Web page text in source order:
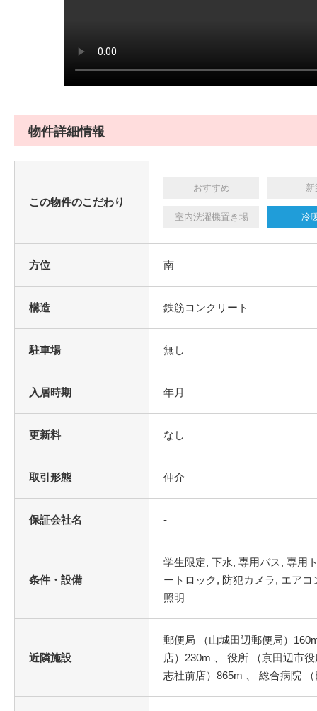
物件詳細情報
この物件のこだわり
おすすめ 新
室内洗濯機置き場 冷
方位 南
構造 鉄筋コンクリート
駐車場 無し
入居時期 年月
更新料 なし
取引形態 仲介
保証会社名 -
条件・設備
近隣施設
郵便局 （山城田辺郵便局）
店）230m 、 役所 （京田辺市
志社前店）865m 、 総合病院